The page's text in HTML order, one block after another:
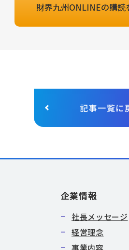
財界九州ONLINEの購読
記事一覧に
企業情報
社長メッセージ
経営理念
事業内容